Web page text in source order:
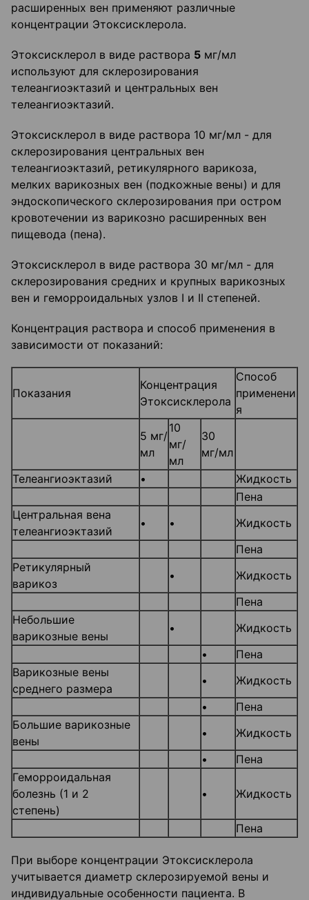
расширенных вен применяют различные
концентрации Этоксисклерола.
Этоксисклерол в виде раствора 5 мг/мл
используют для склерозирования
телеангиоэктазий и центральных вен
телеангиоэктазий.
Этоксисклерол в виде раствора 10 мг/мл - для
склерозирования центральных вен
телеангиоэктазий, ретикулярного варикоза,
мелких варикозных вен (подкожные вены) и для
эндоскопического склерозирования при остром
кровотечении из варикозно расширенных вен
пищевода (пена).
Этоксисклерол в виде раствора 30 мг/мл - для
склерозирования средних и крупных варикозных
вен и геморроидальных узлов I и II степеней.
Концентрация раствора и способ применения в
зависимости от показаний:
Показания
Концентрация
Этоксисклерола
Способ
применени
я
5 мг/
мл
10
мг/
мл
30
мг/мл
Телеангиоэктазий
•
Жидкость
Пена
Центральная вена
телеангиоэктазий
• •
Жидкость
Пена
Ретикулярный
варикоз
•
Жидкость
Пена
Небольшие
варикозные вены
•
Жидкость
•
Пена
Варикозные вены
среднего размера
•
Жидкость
•
Пена
Большие варикозные
вены
•
Жидкость
•
Пена
Геморроидальная
болезнь (1 и 2
степень)
• Жидкость
Пена
При выборе концентрации Этоксисклерола
учитывается диаметр склерозируемой вены и
индивидуальные особенности пациента. В